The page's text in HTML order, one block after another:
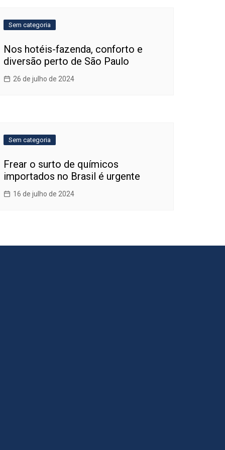
Sem categoria
Nos hotéis-fazenda, conforto e
diversão perto de São Paulo
26 de julho de 2024
Sem categoria
Frear o surto de químicos
importados no Brasil é urgente
16 de julho de 2024